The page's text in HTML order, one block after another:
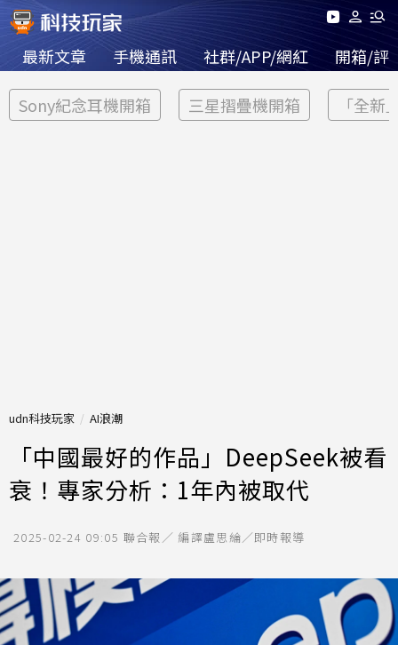
最新文章 手機通訊 社群/APP/網紅 開箱/評
Sony紀念耳機開箱 三星摺疊機開箱 「全新
udn科技玩家 AI浪潮
「中國最好的作品」DeepSeek被看
衰！專家分析：1年內被取代
2025-02-24 09:05 聯合報／ 編譯盧思綸／即時報導